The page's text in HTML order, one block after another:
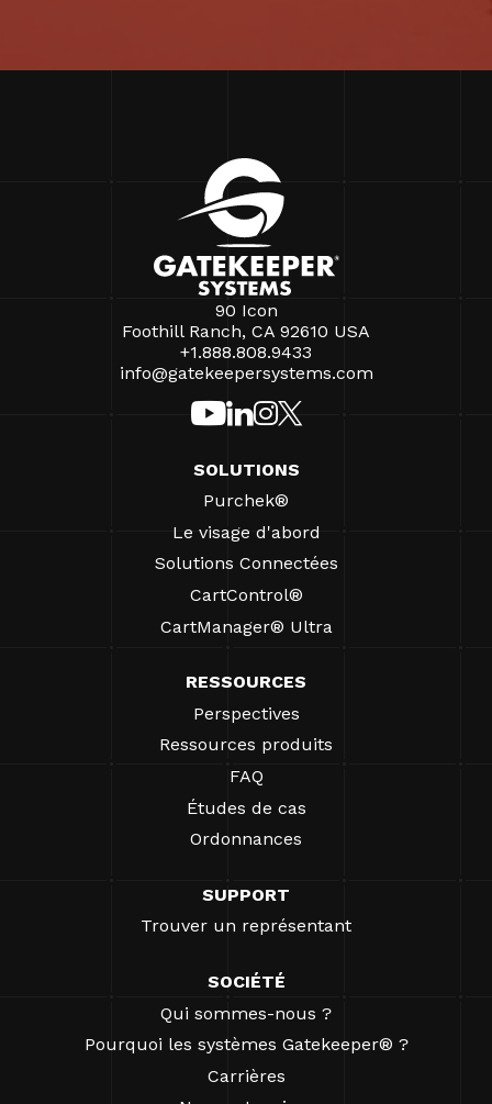
90 Icon
Foothill Ranch, CA 92610 USA
+1.888.808.9433
info@gatekeepersystems.com
SOLUTIONS
Purchek®
Le visage d'abord
Solutions Connectées
CartControl®
CartManager® Ultra
RESSOURCES
Perspectives
Ressources produits
FAQ
Études de cas
Ordonnances
SUPPORT
Trouver un représentant
SOCIÉTÉ
Qui sommes-nous ?
Pourquoi les systèmes Gatekeeper® ?
Carrières